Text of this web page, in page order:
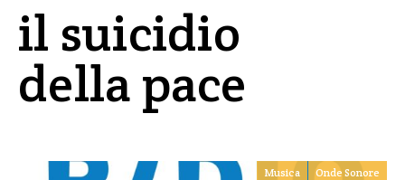
il suicidio
della pace
Musica Onde Sonore